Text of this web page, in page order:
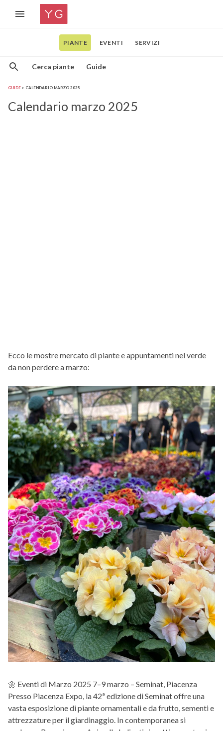
PIANTE EVENTI SERVIZI
Cerca piante Guide
GUIDE CALENDARIO MARZO 2025
Calendario marzo 2025
Ecco le mostre mercato di piante e appuntamenti nel verde
da non perdere a marzo:
🌼 Eventi di Marzo 2025 7–9 marzo – Seminat, Piacenza
Presso Piacenza Expo, la 42ª edizione di Seminat offre una
vasta esposizione di piante ornamentali e da frutto, sementi e
attrezzature per il giardinaggio. In contemporanea si